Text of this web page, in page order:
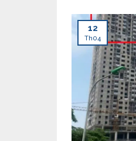
12
Th04